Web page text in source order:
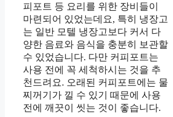
피포트 등 요리를 위한 장비들이
마련되어 있었는데요, 특히 냉장고
는 일반 모텔 냉장고보다 커서 다
양한 음료와 음식을 충분히 보관할
수 있었습니다. 다만 커피포트는
사용 전에 꼭 세척하시는 것을 추
천드려요. 오래된 커피포트에는 물
찌꺼기가 낄 수 있기 때문에 사용
전에 깨끗이 씻는 것이 좋습니다.